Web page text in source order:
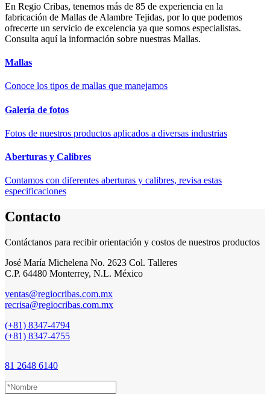
En Regio Cribas, tenemos más de 85 de experiencia en la
fabricación de Mallas de Alambre Tejidas, por lo que podemos
ofrecerte un servicio de excelencia ya que somos especialistas.
Consulta aquí la información sobre nuestras Mallas.
Mallas
Conoce los tipos de mallas que manejamos
Galería de fotos
Fotos de nuestros productos aplicados a diversas industrias
Aberturas y Calibres
Contamos con diferentes aberturas y calibres, revisa estas
especificaciones
Contacto
Contáctanos para recibir orientación y costos de nuestros productos
José María Michelena No. 2623 Col. Talleres
C.P. 64480 Monterrey, N.L. México
ventas@regiocribas.com.mx
recrisa@regiocribas.com.mx
(+81) 8347-4794
(+81) 8347-4755
81 2648 6140